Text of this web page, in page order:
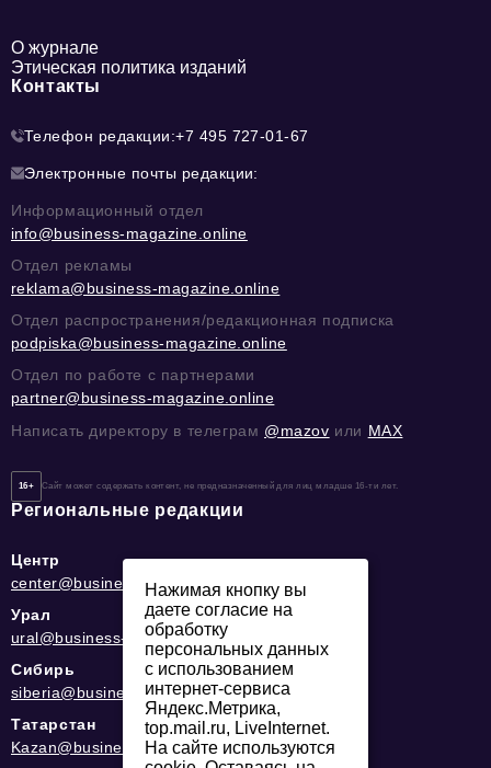
О журнале
Этическая политика изданий
Контакты
Телефон редакции:+7 495 727-01-67
Электронные почты редакции:
Информационный отдел
info@business-magazine.online
Отдел рекламы
reklama@business-magazine.online
Отдел распространения/редакционная подписка
podpiska@business-magazine.online
Отдел по работе с партнерами
partner@business-magazine.online
Написать директору в телеграм @mazov или MAX
16+ Сайт может содержать контент, не предназначенный для лиц младше 16-ти лет.
Региональные редакции
Центр
center@business-magazine.online
Урал
ural@business-magazine.online
Сибирь
siberia@business-magazine.online
Татарстан
Kazan@business-magazine.online
Нажимая кнопку вы
даете согласие на
обработку
персональных данных
с использованием
интернет-сервиса
Яндекс.Метрика,
top.mail.ru, LiveInternet.
На сайте используются